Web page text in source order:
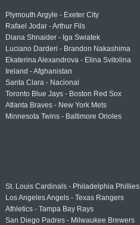
Plymouth Argyle - Exeter City
Rafael Jodar - Arthur Fils
Diana Shnaider - Iga Swiatek
Luciano Darderi - Brandon Nakashima
Ekaterina Alexandrova - Elina Svitolina
Ireland - Afghanistan
Santa Clara - Nacional
Toronto Blue Jays - Boston Red Sox
Atlanta Braves - New York Mets
Minnesota Twins - Baltimore Orioles
St. Louis Cardinals - Philadelphia Phillies
Los Angeles Angels - Texas Rangers
Athletics - Tampa Bay Rays
San Diego Padres - Milwaukee Brewers